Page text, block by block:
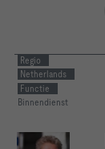
Regio
Netherlands
Functie
Binnendienst